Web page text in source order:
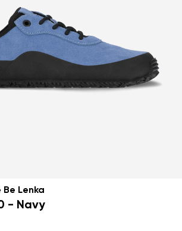
Lenka
- Navy